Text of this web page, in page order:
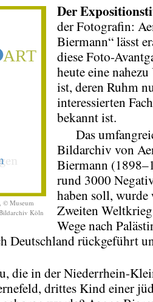
© Museum
Köln
Der
der Fotografin:
Biermann“ lässt
diese Foto-
heute eine
ist, deren Ruhm
interessierten
bekannt ist.
Das
Bildarchiv von
Biermann
rund 3000
haben soll, wurde
Zweiten
Wege nach
Deutschland rückgeführt
die in der Niederrhein-
drittes Kind einer